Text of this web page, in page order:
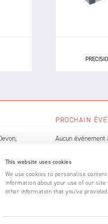
This website uses cookies
We use cookies to personalise
information about your use of our
other information that you’ve
objets, y
PROCHAIN
Aucun événement
• Registered in England & Wales: